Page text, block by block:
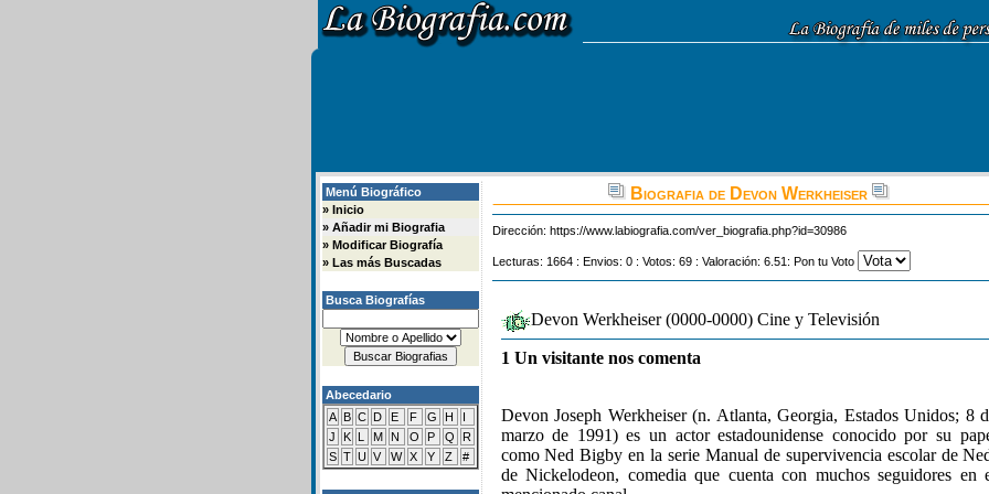
Menú Biográfico
» Inicio
» Añadir mi Biografia
» Modificar Biografía
» Las más Buscadas
Busca Biografías
Abecedario
A B C D E F G H
I
J
K L M N O P Q
R
S T U V W X Y Z #
Biografia de Devon Werkheiser
Dirección: https://www.labiografia.com/ver_biografia.php?id=30986
Lecturas: 1664 : Envios: 0 : Votos: 69 : Valoración: 6.51: Pon tu Voto
Devon Werkheiser (0000-0000) Cine y Televisión
1 Un visitante nos comenta
Devon Joseph Werkheiser (n. Atlanta, Georgia, Estados Unidos; 8
marzo de 1991) es un actor estadounidense conocido por su
como Ned Bigby en la serie Manual de supervivencia escolar de
de Nickelodeon, comedia que cuenta con muchos seguidores en